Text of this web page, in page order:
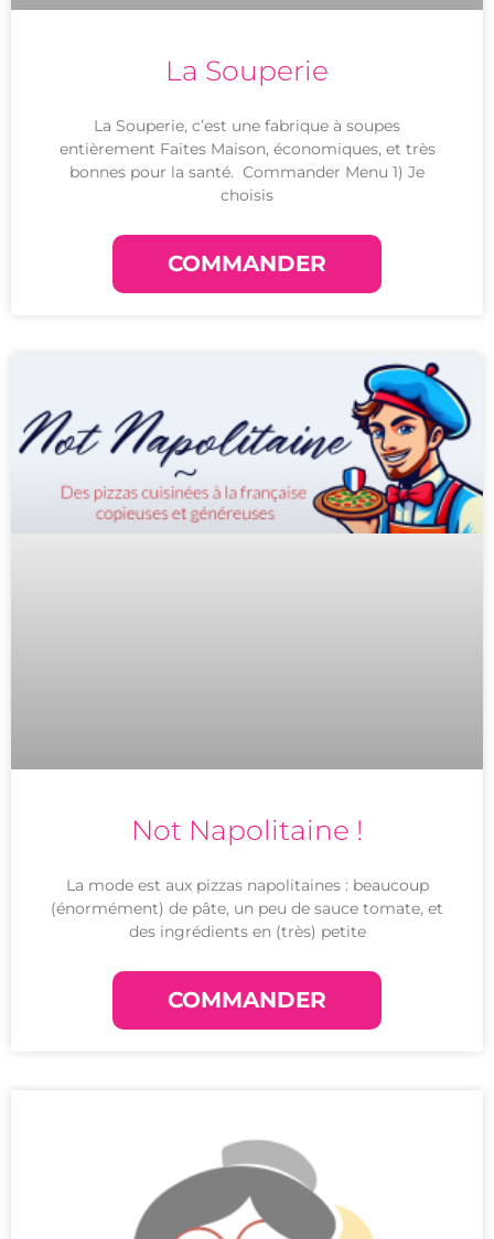
La Souperie
La Souperie, c’est une fabrique à soupes
entièrement Faites Maison, économiques, et très
bonnes pour la santé. Commander Menu 1) Je
choisis
COMMANDER
Not Napolitaine !
La mode est aux pizzas napolitaines : beaucoup
(énormément) de pâte, un peu de sauce tomate, et
des ingrédients en (très) petite
COMMANDER